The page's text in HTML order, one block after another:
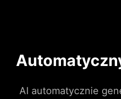
AI automatycznie